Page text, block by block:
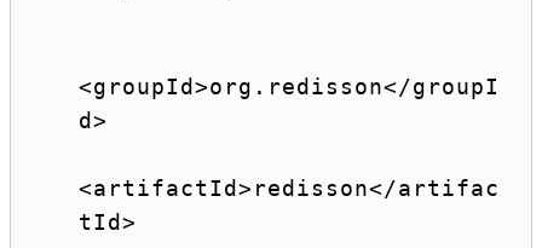
<groupId>org.redisson</groupI
d>
<artifactId> redisson</artifac
tId>